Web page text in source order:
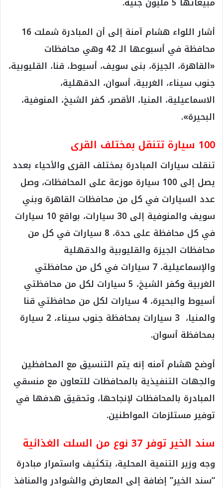
أشار اللواء هشام آمنة إلى أن المبادرة شملت 16
محافظة في أسبوعها الـ 42 وهي محافظات
«القاهرة، الجيزة، بنى سويف، أسيوط، قنا، القليوبية،
جنوب سيناء، الغربية، أسوان، الدقهلية،
الاسماعيلية، المنيا، الأقصر، كفر الشيخ، المنوفية،
البحيرة».
100 سيارة تتنقل بمختلف القرى
تنقلت سيارات المبادرة بمختلف القرى والأحياء بعدد
يصل إلى 100 سيارة موزعة على المحافظات، وصل
عدد السيارات في كل من محافظات القاهرة وبني
سويف والمنوفية إلى 30 سيارات، بواقع 10 سيارات
في كل محافظة على حدة، 8 سيارات في كل من
محافظات الجيزة والقليوبية والدقهلية
والإسماعيلية، 7 سيارات في كل من محافظتي
الغربية وكفر الشيخ، 5 سيارات لكل من محافظتي
أسيوط والبحيرة، 4 سيارات لكل من محافظتي قنا
والمنيا، 3 سيارات بمحافظة جنوب سيناء، 2 سيارة
بمحافظة أسوان.
أوضح هشام آمنه إنه يتم التنسيق مع المحافظين
والجهات التنفيذية بالمحافظات للتعاون مع منسقي
المبادرة بالمحافظات لإنجاحها، وتحقيق هدفها في
توفير مستلزمات المواطنين.
سند الخير توفر 37 نوع من السلت الغذائية
وجه وزير التنمية المحلية، بتكثيف واستمرار مبادرة
“سند الخير” إضافة إلى المعارض والشوادر والمنافذ